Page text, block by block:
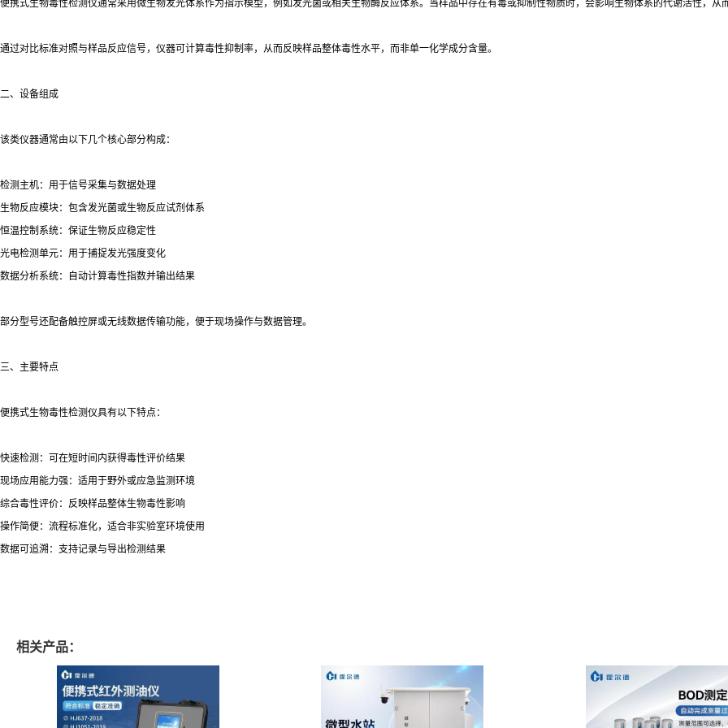
便携式生物毒性检测仪通常采用微生物发光体系作为指示模型，例如发光菌或相关生物酶反应体系。当样品中存在有毒或抑制性物质时，会影响生物体系的代谢活性，从
通过对比标准对照与样品反应信号，仪器可计算毒性抑制率，从而反映样品整体毒性水平，而非单一化学成分含量。
二、设备组成
该类仪器通常由以下几个核心部分构成：
检测主机：用于信号采集与数据处理
生物反应模块：包含发光菌或生物反应试剂体系
恒温控制系统：保证生物反应稳定性
光电检测单元：用于捕捉发光强度变化
数据分析系统：自动计算毒性指数并输出结果
部分型号还配备触控屏或无线数据传输功能，便于现场操作与数据管理。
三、主要特点
便携式生物毒性检测仪具有以下特点：
快速检测：可在短时间内获得毒性评价结果
现场应用能力强：适用于野外或应急监测环境
综合毒性评价：反映样品整体生物毒性影响
操作简便：流程标准化，适合非实验室环境使用
数据可追溯：支持记录与导出检测结果
相关产品：